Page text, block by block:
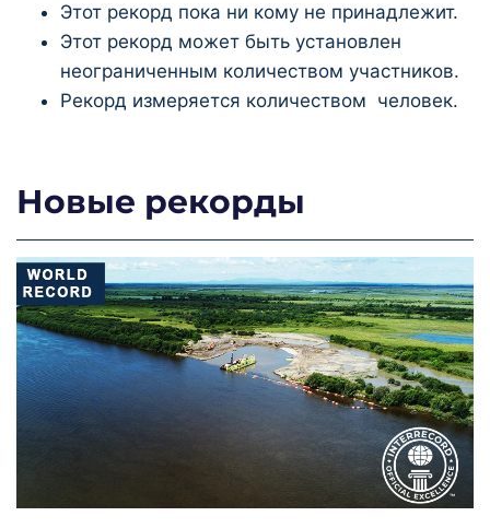
Этот рекорд пока ни кому не принадлежит.
Этот рекорд может быть установлен
неограниченным количеством участников.
Рекорд измеряется количеством человек.
Новые рекорды